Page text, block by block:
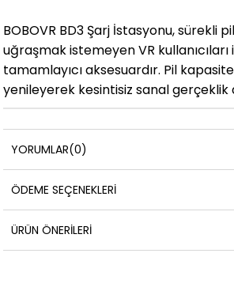
BOBOVR BD3 Şarj İstasyonu, sürekli
uğraşmak istemeyen VR
tamamlayıcı aksesuardır. Pil
yenileyerek kesintisiz sanal gerçeklik
YORUMLAR(0)
ÖDEME SEÇENEKLERI
ÜRÜN ÖNERILERI